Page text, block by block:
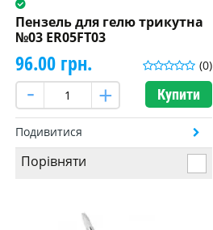
Пензель для гелю трикутна
№03 ER05FT03
(0)
96.00 грн.
Купити
Подивитися
Порівняти